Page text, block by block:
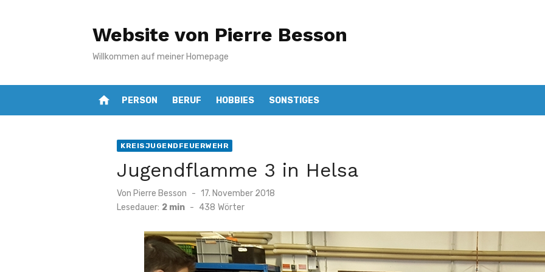
Website von Pierre Besson
Willkommen auf meiner Homepage
home PERSON BERUF HOBBIES SONSTIGES
KREISJUGENDFEUERWEHR
Jugendflamme 3 in Helsa
Von Pierre Besson
Veröffentlicht
am
17. November 2018
Lesedauer: 2 min - 438 Wörter